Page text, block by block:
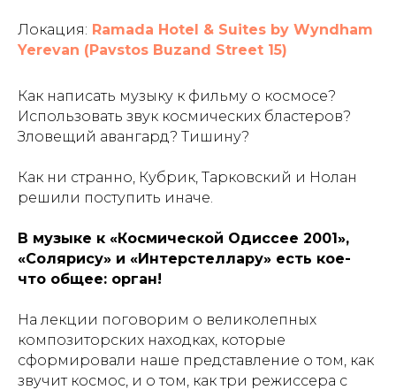
Локация: Ramada Hotel & Suites by Wyndham
Yerevan (Pavstos Buzand Street 15)
Как написать музыку к фильму о космосе?
Использовать звук космических бластеров?
Зловещий авангард? Тишину?
Как ни странно, Кубрик, Тарковский и Нолан
решили поступить иначе.
В музыке к «Космической Одиссее 2001»,
«Солярису» и «Интерстеллару» есть кое-
что общее: орган!
На лекции поговорим о великолепных
композиторских находках, которые
сформировали наше представление о том, как
звучит космос, и о том, как три режиссера с